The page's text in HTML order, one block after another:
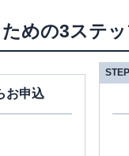
めの3ステ
お申込